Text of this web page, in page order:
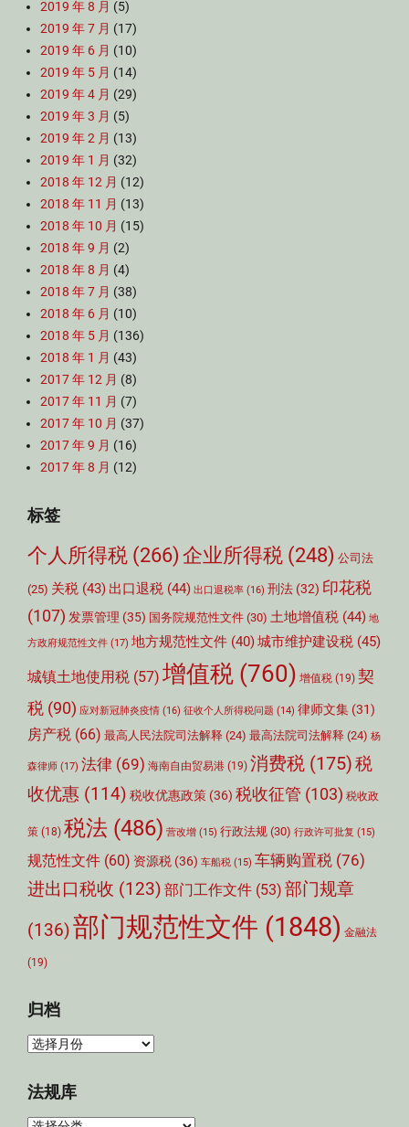
2019 年 8 月 (5)
2019 年 7 月 (17)
2019 年 6 月 (10)
2019 年 5 月 (14)
2019 年 4 月 (29)
2019 年 3 月 (5)
2019 年 2 月 (13)
2019 年 1 月 (32)
2018 年 12 月 (12)
2018 年 11 月 (13)
2018 年 10 月 (15)
2018 年 9 月 (2)
2018 年 8 月 (4)
2018 年 7 月 (38)
2018 年 6 月 (10)
2018 年 5 月 (136)
2018 年 1 月 (43)
2017 年 12 月 (8)
2017 年 11 月 (7)
2017 年 10 月 (37)
2017 年 9 月 (16)
2017 年 8 月 (12)
标签
个人所得税 (266) 企业所得税 (248) 公司法
(25) 关税 (43) 出口退税 (44) 出口退税率 (16) 刑法 (32) 印花税
(107) 发票管理 (35) 国务院规范性文件 (30) 土地增值税 (44) 地
方政府规范性文件 (17) 地方规范性文件 (40)城市维护建设税 (45)
城镇土地使用税 (57) 增值税 (760) 增值税 (19) 契
税 (90) 应对新冠肺炎疫情 (16) 征收个人所得税问题 (14) 律师文集 (31)
房产税 (66) 最高人民法院司法解释 (24) 最高法院司法解释 (24) 杨
森律师 (17) 法律 (69) 海南自由贸易港 (19) 消费税 (175)税
收优惠 (114) 税收优惠政策 (36) 税收征管 (103) 税收政
策 (18) 税法 (486) 营改增 (15) 行政法规 (30) 行政许可批复 (15)
规范性文件 (60) 资源税 (36) 车船税 (15) 车辆购置税 (76)
进出口税收 (123) 部门工作文件 (53) 部门规章
(136)部门规范性文件 (1848) 金融法
(19)
归档
归
法规库